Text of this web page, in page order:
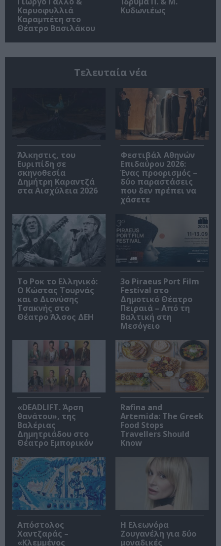
Καρυοφυλλιά
Καραμπέτη στο
Θέατρο Βασιλάκου
Κυδωνιέως
Τελευταία νέα
Άλκηστις, του
Ευριπίδη σε
σκηνοθεσία
Δημήτρη Καραντζά
στα Αισχύλεια 2026
Φεστιβάλ Αθηνών
Επιδαύρου 2026:
Ένας προορισμός –
δύο παραστάσεις
που δεν πρέπει να
χάσετε
Το Ροκ το Ελληνικό:
Ο Κώστας Τουρνάς
και ο Διονύσης
Τσακνής στο
Θέατρο Άλσος ΔΕΗ
3o Piraeus Port Film
Festival στο
Δημοτικό Θέατρο
Πειραιά – Από τη
Βαλτική στη
Μεσόγειο
«DEADLIFT. Άρση
θανάτου», της
Βαλέριας
Δημητριάδου στο
Θέατρο Εμπορικόν
Rafina and
Artemida: The Greek
Food Stops
Travellers Should
Know
Απόστολος
Χαντζαράς –
«Κλεμμένος
Η Ελεωνόρα
Ζουγανέλη για δύο
μοναδικές